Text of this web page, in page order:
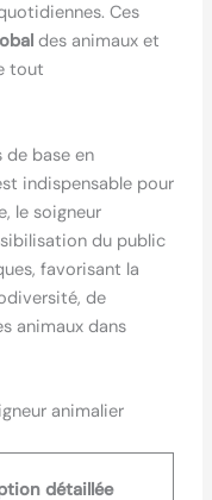
Ces
des animaux et
tout
de base en
indispensable pour
le soigneur
du public
favorisant la
de
animaux dans
animalier
détaillée